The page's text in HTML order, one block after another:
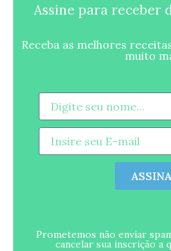
Assine para receber
Receba as melhores
muito
Prometemos não enviar
cancelar sua inscrição a